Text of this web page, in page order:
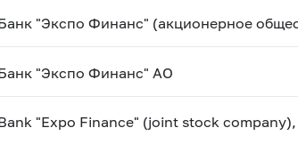
"Экспо Финанс" (акционерное
"Экспо Финанс" АО
"Expo Finance" (joint stock